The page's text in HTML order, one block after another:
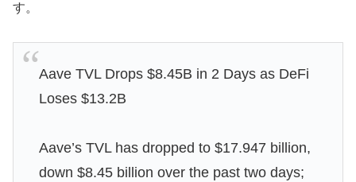
す。
Aave TVL Drops $8.45B in 2 Days as DeFi
Loses $13.2B
Aave’s TVL has dropped to $17.947 billion,
down $8.45 billion over the past two days;